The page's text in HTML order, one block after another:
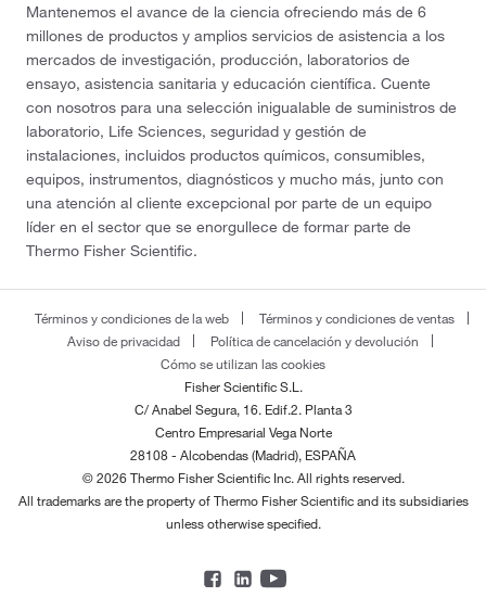
Mantenemos el avance de la ciencia ofreciendo más de 6
millones de productos y amplios servicios de asistencia a los
mercados de investigación, producción, laboratorios de
ensayo, asistencia sanitaria y educación científica. Cuente
con nosotros para una selección inigualable de suministros de
laboratorio, Life Sciences, seguridad y gestión de
instalaciones, incluidos productos químicos, consumibles,
equipos, instrumentos, diagnósticos y mucho más, junto con
una atención al cliente excepcional por parte de un equipo
líder en el sector que se enorgullece de formar parte de
Thermo Fisher Scientific.
Términos y condiciones de la web
Términos y condiciones de ventas
Aviso de privacidad
Política de cancelación y devolución
Cómo se utilizan las cookies
Fisher Scientific S.L.
C/ Anabel Segura, 16. Edif.2. Planta 3
Centro Empresarial Vega Norte
28108 - Alcobendas (Madrid), ESPAÑA
© 2026 Thermo Fisher Scientific Inc. All rights reserved.
All trademarks are the property of Thermo Fisher Scientific and its subsidiaries
unless otherwise specified.